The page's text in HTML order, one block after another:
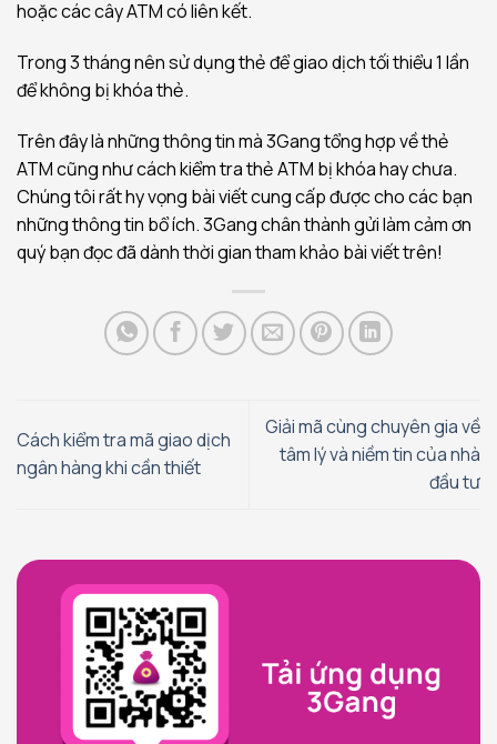
hoặc các cây ATM có liên kết.
Trong 3 tháng nên sử dụng thẻ để giao dịch tối thiểu 1 lần
để không bị khóa thẻ.
Trên đây là những thông tin mà 3Gang tổng hợp về thẻ
ATM cũng như cách kiểm tra thẻ ATM bị khóa hay chưa.
Chúng tôi rất hy vọng bài viết cung cấp được cho các bạn
những thông tin bổ ích. 3Gang chân thành gửi làm cảm ơn
quý bạn đọc đã dành thời gian tham khảo bài viết trên!
Cách kiểm tra mã giao dịch
ngân hàng khi cần thiết
Giải mã cùng chuyên gia về
tâm lý và niềm tin của nhà
đầu tư